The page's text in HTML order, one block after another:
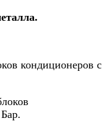
кондиционеров с